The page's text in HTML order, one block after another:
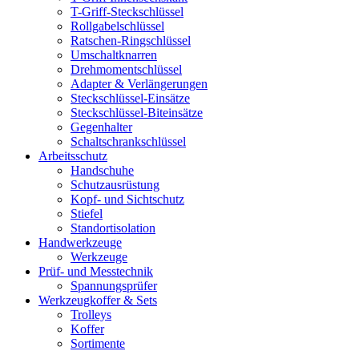
T-Griff-Steckschlüssel
Rollgabelschlüssel
Ratschen-Ringschlüssel
Umschaltknarren
Drehmomentschlüssel
Adapter & Verlängerungen
Steckschlüssel-Einsätze
Steckschlüssel-Biteinsätze
Gegenhalter
Schaltschrankschlüssel
Arbeitsschutz
Handschuhe
Schutzausrüstung
Kopf- und Sichtschutz
Stiefel
Standortisolation
Handwerkzeuge
Werkzeuge
Prüf- und Messtechnik
Spannungsprüfer
Werkzeugkoffer & Sets
Trolleys
Koffer
Sortimente